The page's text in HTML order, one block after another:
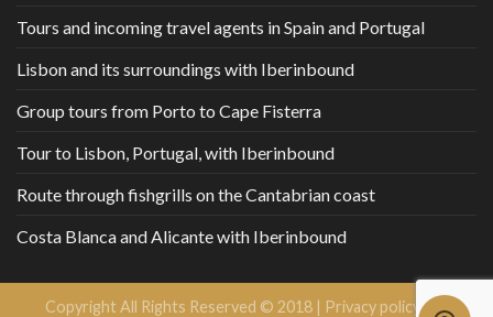
Tours and incoming travel agents in Spain and Portugal
Lisbon and its surroundings with Iberinbound
Group tours from Porto to Cape Fisterra
Tour to Lisbon, Portugal, with Iberinbound
Route through fishgrills on the Cantabrian coast
Costa Blanca and Alicante with Iberinbound
Copyright All Rights Reserved © 2018 | Privacy policy and